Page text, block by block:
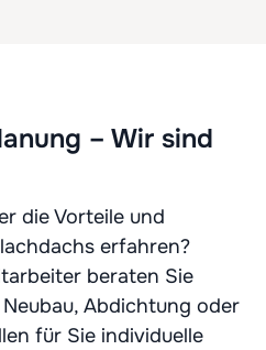
– Wir sind
die Vorteile und
erfahren?
beraten Sie
Abdichtung oder
für Sie individuelle